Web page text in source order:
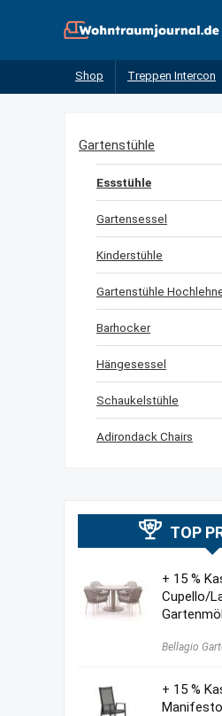
Shop Treppen Intercon
Gartenstühle
Essstühle
Gartensessel
Kinderstühle
Gartenstühle
Barhocker
Hängesessel
Schaukelstühle
Adirondack Chairs
TOP
+ 15 %
Cupello/
Bellagio
+ 15 %